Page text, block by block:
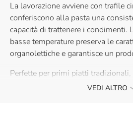
La lavorazione avviene con trafile
conferiscono alla pasta una
capacità di trattenere i condimenti.
basse temperature preserva le
organolettiche e garantisce un
Perfette per primi piatti
abbinano a sughi ricchi, ragù di
VEDI ALTRO